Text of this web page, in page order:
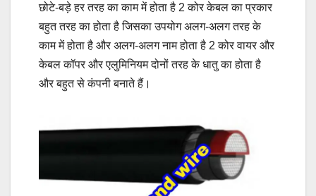
छोटे-बड़े हर तरह का काम में होता है 2 कोर केबल का प्रकार
बहुत तरह का होता है जिसका उपयोग अलग-अलग तरह के
काम में होता है और अलग-अलग नाम होता है 2 कोर वायर और
केबल कॉपर और एलुमिनियम दोनों तरह के धातु का होता है
और बहुत से कंपनी बनाते हैं।